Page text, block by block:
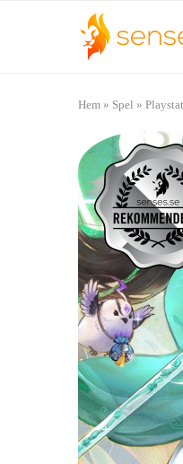
Hem » Spel »